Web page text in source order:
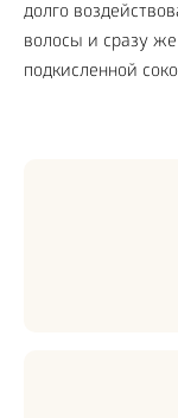
долго
волосы и сразу
подкисленной